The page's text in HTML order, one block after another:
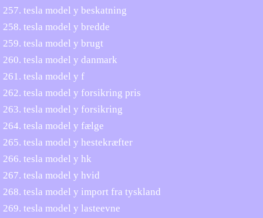
tesla model y beskatning
tesla model y bredde
tesla model y brugt
tesla model y danmark
tesla model y f
tesla model y forsikring pris
tesla model y forsikring
tesla model y fælge
tesla model y hestekræfter
tesla model y hk
tesla model y hvid
tesla model y import fra tyskland
tesla model y lasteevne